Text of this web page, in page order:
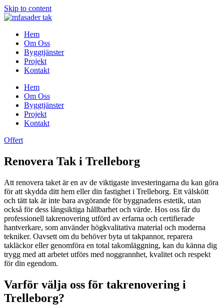
Skip to content
Hem
Om Oss
Byggtjänster
Projekt
Kontakt
Hem
Om Oss
Byggtjänster
Projekt
Kontakt
Offert
Renovera Tak i Trelleborg
Att renovera taket är en av de viktigaste investeringarna du kan göra
för att skydda ditt hem eller din fastighet i Trelleborg. Ett välskött
och tätt tak är inte bara avgörande för byggnadens estetik, utan
också för dess långsiktiga hållbarhet och värde. Hos oss får du
professionell takrenovering utförd av erfarna och certifierade
hantverkare, som använder högkvalitativa material och moderna
tekniker. Oavsett om du behöver byta ut takpannor, reparera
takläckor eller genomföra en total takomläggning, kan du känna dig
trygg med att arbetet utförs med noggrannhet, kvalitet och respekt
för din egendom.
Varför välja oss för takrenovering i
Trelleborg?